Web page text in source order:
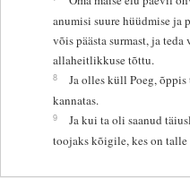
anumisi suure hüüdmise ja
võis päästa surmast, ja
allaheitlikkuse tõttu.
8
Ja olles küll Poeg,
kannatas.
9
Ja kui ta oli saanud
toojaks kõigile, kes on talle